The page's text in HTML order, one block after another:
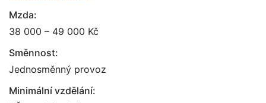
Mzda:
38 000 – 49 000 Kč
Směnnost:
Jednosměnný provoz
Minimální vzdělání: